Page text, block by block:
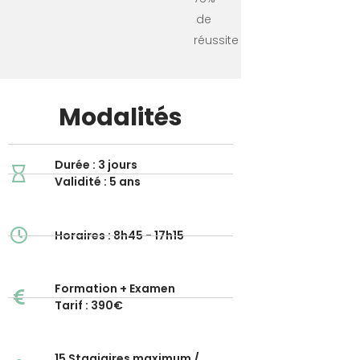
de
réussite
Modalités
Durée : 3 jours
Validité : 5 ans
Horaires : 8h45 - 17h15
Formation + Examen
Tarif : 390€